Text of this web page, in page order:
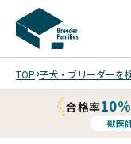
TOP 子犬・ブリーダーを
合格率10%
獣医